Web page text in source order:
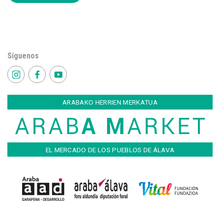
Síguenos
ARABAKO HERRIEN MERKATUA
EL MERCADO DE LOS PUEBLOS DE ÁLAVA